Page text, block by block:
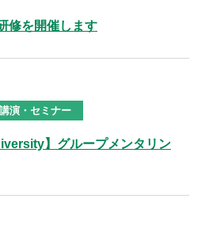
修を開催します
講演・セミナー
】グループメンタリン